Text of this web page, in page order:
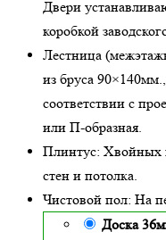
Двери
коробкой
Лестница
из бруса
соответствии с
или П-образная.
Плинтус: Хвойных
стен и потолка.
Чистовой пол: На
Доска